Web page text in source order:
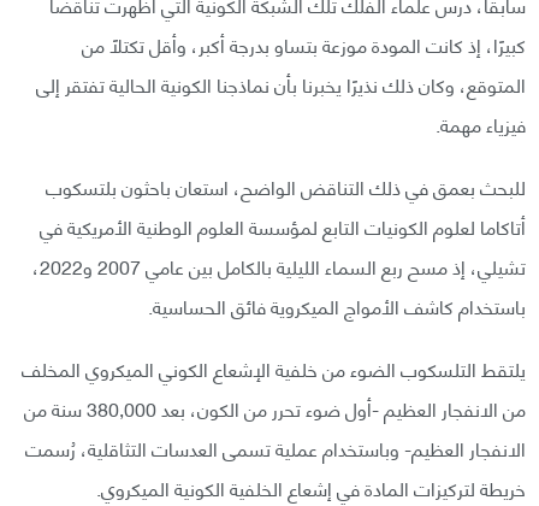
كبيرًا، إذ كانت المودة موزعة بتساو بدرجة أكبر، وأقل تكتلًا من
المتوقع، وكان ذلك نذيرًا يخبرنا بأن نماذجنا الكونية الحالية تفتقر إلى
فيزياء مهمة.
للبحث بعمق في ذلك التناقض الواضح، استعان باحثون بلتسكوب
أتاكاما لعلوم الكونيات التابع لمؤسسة العلوم الوطنية الأمريكية في
تشيلي، إذ مسح ربع السماء الليلية بالكامل بين عامي 2007 و2022،
باستخدام كاشف الأمواج الميكروية فائق الحساسية.
يلتقط التلسكوب الضوء من خلفية الإشعاع الكوني الميكروي المخلف
من الانفجار العظيم -أول ضوء تحرر من الكون، بعد 380,000 سنة من
الانفجار العظيم- وباستخدام عملية تسمى العدسات التثاقلية، رُسمت
خريطة لتركيزات المادة في إشعاع الخلفية الكونية الميكروي.